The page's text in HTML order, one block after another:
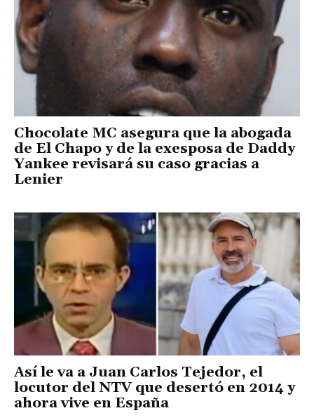
Chocolate MC asegura que la abogada
de El Chapo y de la exesposa de Daddy
Yankee revisará su caso gracias a
Lenier
Así le va a Juan Carlos Tejedor, el
locutor del NTV que desertó en 2014 y
ahora vive en España